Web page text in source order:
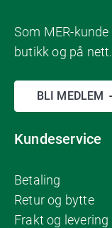
Som MER-
butikk og på nett.
BLI MEDLEM
Kundeservice
Betaling
Retur og bytte
Frakt og levering